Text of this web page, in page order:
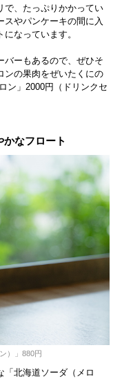
で、たっぷりかかってい
やパンケーキの間に入
なっています。
バーもあるので、ぜひそ
ンの果肉をぜいたくにの
ン」2000円（ドリンクセ
なフロート
）」880円
「北海道ソーダ（メロ